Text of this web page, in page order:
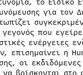
για τον
που
ενέργειες
επισημαίνει η
οι εκδιδόμενες